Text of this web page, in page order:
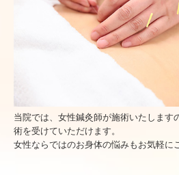
当院では、女性鍼灸師が施術いたします
術を受けていただけます。
女性ならではのお身体の悩みもお気軽に